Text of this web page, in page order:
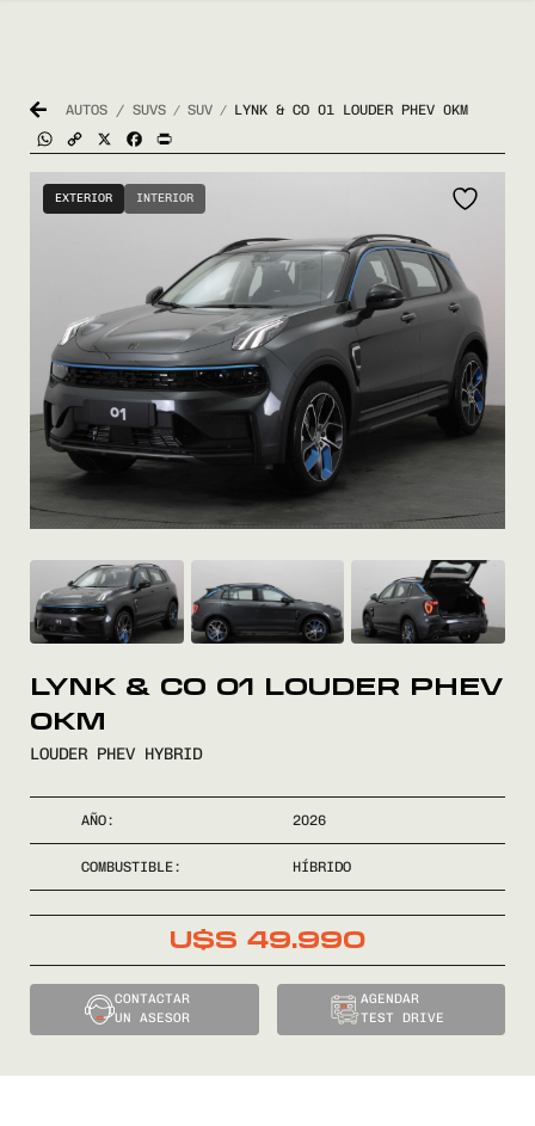
COMPRÁ
VENDÉ
CONTACTO
08002525
AUTOS / SUVS / SUV / LYNK & CO 01 LOUDER PHEV 0KM
WhatsApp
Copy
Link
Facebook
EXTERIOR INTERIOR
LYNK & CO 01 LOUDER PHEV
0KM
LOUDER PHEV HYBRID
AÑO: 2026
COMBUSTIBLE: HÍBRIDO
U$S 49.990
CONTACTAR
UN ASESOR
AGENDAR
TEST DRIVE